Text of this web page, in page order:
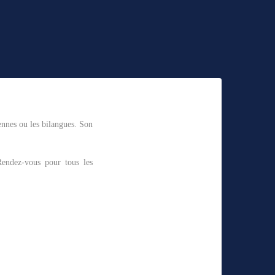
ou les bilangues. Son
vous pour tous les